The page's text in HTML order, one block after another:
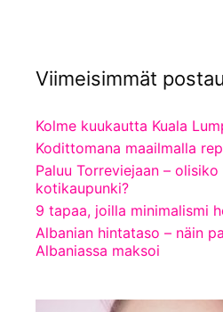
Viimeisimmät
Kolme kuukautta Kuala
Kodittomana maailmalla
Paluu Torreviejaan – olisiko
kotikaupunki?
9 tapaa, joilla minimalismi
Albanian hintataso – näin
Albaniassa maksoi